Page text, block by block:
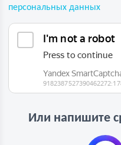
персональных данных
Или напишите